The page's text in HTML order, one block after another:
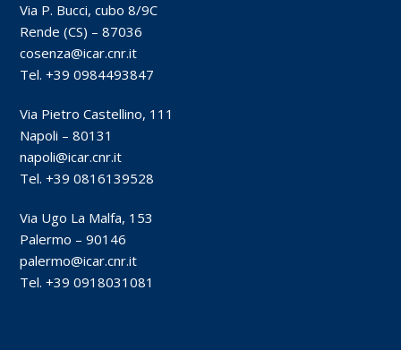
Via P. Bucci, cubo 8/9C
Rende (CS) – 87036
cosenza@icar.cnr.it
Tel. +39 0984493847
Via Pietro Castellino, 111
Napoli – 80131
napoli@icar.cnr.it
Tel. +39 0816139528
Via Ugo La Malfa, 153
Palermo – 90146
palermo@icar.cnr.it
Tel. +39 0918031081